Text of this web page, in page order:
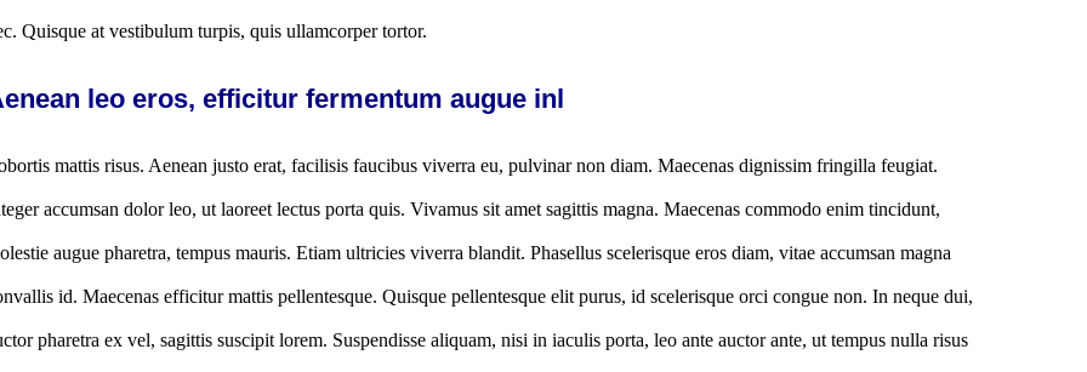
Quisque at vestibulum turpis, quis ullamcorper tortor.
leo eros, efficitur fermentum augue inl
mattis risus. Aenean justo erat, facilisis faucibus viverra eu, pulvinar non diam. Maecenas dignissim fringilla feugiat.
accumsan dolor leo, ut laoreet lectus porta quis. Vivamus sit amet sagittis magna. Maecenas commodo enim tincidunt,
augue pharetra, tempus mauris. Etiam ultricies viverra blandit. Phasellus scelerisque eros diam, vitae accumsan magna
id. Maecenas efficitur mattis pellentesque. Quisque pellentesque elit purus, id scelerisque orci congue non. In neque dui,
pharetra ex vel, sagittis suscipit lorem. Suspendisse aliquam, nisi in iaculis porta, leo ante auctor ante, ut tempus nulla risus